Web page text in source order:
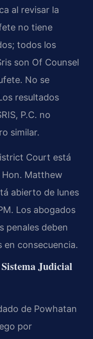
al revisar la
no tiene
todos los
son Of Counsel
No se
resultados
P.C. no
similar.
Court está
Matthew
abierto de lunes
Los abogados
penales deben
en consecuencia.
Judicial
de Powhatan
por